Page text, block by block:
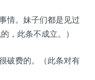
情。妹子们都是见过
，此条不成立。）
破费的。（此条对有